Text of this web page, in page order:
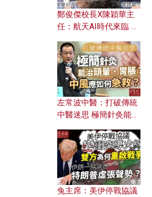
鄭俊傑校長X陳穎華主
任：航天AI時代來臨 學
校內數字教育如何實踐
落地？
左常波中醫：打破傳統
中醫迷思 極簡針灸能治
何急救？
兔主席：美伊停戰協議